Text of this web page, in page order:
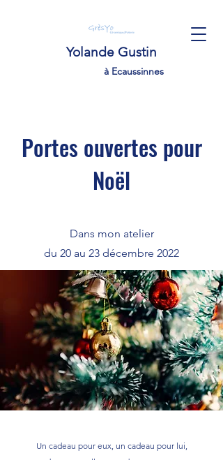
Yolande Gustin
à Ecaussinnes
Portes ouvertes pour
Noël
Dans mon atelier
du 20 au 23 décembre 2022
Un cadeau pour eux, un cadeau pour lui,